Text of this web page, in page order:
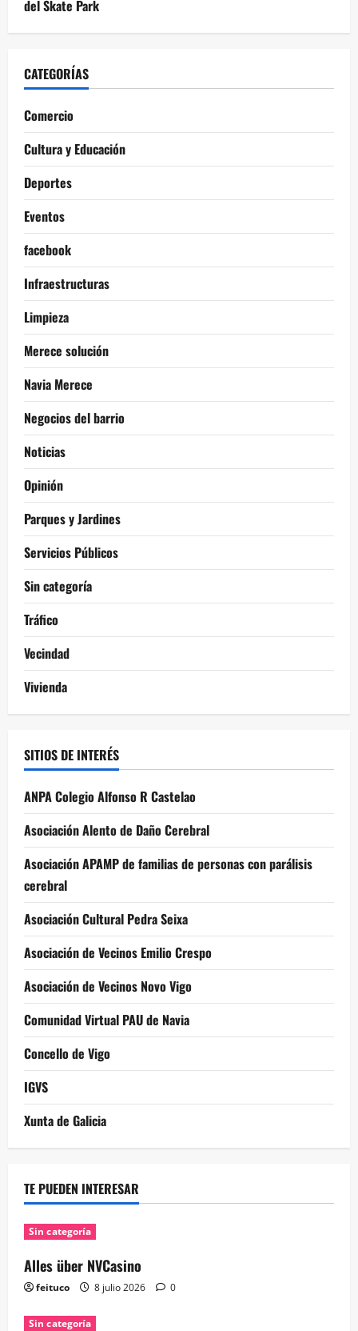
del Skate Park
CATEGORÍAS
Comercio
Cultura y Educación
Deportes
Eventos
facebook
Infraestructuras
Limpieza
Merece solución
Navia Merece
Negocios del barrio
Noticias
Opinión
Parques y Jardines
Servicios Públicos
Sin categoría
Tráfico
Vecindad
Vivienda
SITIOS DE INTERÉS
ANPA Colegio Alfonso R Castelao
Asociación Alento de Daño Cerebral
Asociación APAMP de familias de personas con parálisis
cerebral
Asociación Cultural Pedra Seixa
Asociación de Vecinos Emilio Crespo
Asociación de Vecinos Novo Vigo
Comunidad Virtual PAU de Navia
Concello de Vigo
IGVS
Xunta de Galicia
TE PUEDEN INTERESAR
Sin categoría
Alles über NVCasino
feituco 8 julio 2026 0
Sin categoría